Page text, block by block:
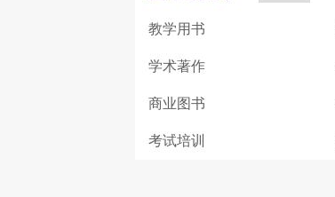
教学用书
学术著作
商业图书
考试培训